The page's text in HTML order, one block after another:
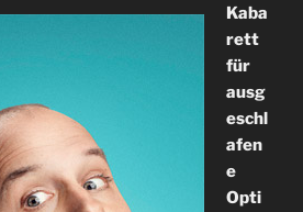
Kaba
rett
für
ausg
eschl
afen
e
Opti